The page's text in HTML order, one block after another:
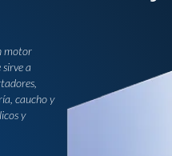
motor
a
caucho y
y